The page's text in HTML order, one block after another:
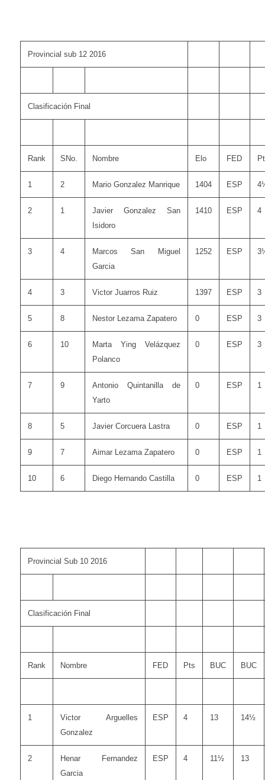
Provincial sub 12 2016
Clasificación Final
Rank SNo. Nombre Elo FED
1 2 Mario Gonzalez Manrique 1404 ESP
2 1
Javier Gonzalez San
Isidoro
1410 ESP 4
3 4
Marcos San Miguel
Garcia
1252 ESP
4 3 Victor Juarros Ruiz 1397 ESP 3
5 8 Nestor Lezama Zapatero 0 ESP 3
6 10
Marta Ying Velázquez
Polanco
0 ESP 3
7 9
Antonio Quintanilla de
Yarto
0 ESP 1
8 5 Javier Corcuera Lastra 0 ESP 1
9 7 Aimar Lezama Zapatero 0 ESP 1
10 6 Diego Hernando Castilla 0 ESP 1
Provincial Sub 10 2016
Clasificación Final
Rank Nombre FED Pts BUC BUC
1
Victor Arguelles
Gonzalez
ESP 4 13 14½
2
Henar Fernandez
Garcia
ESP 4 11½ 13